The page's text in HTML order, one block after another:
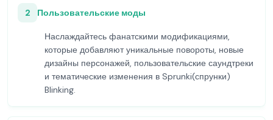
2 Пользовательские моды
Наслаждайтесь фанатскими модификациями,
которые добавляют уникальные повороты, новые
дизайны персонажей, пользовательские саундтреки
и тематические изменения в Sprunki(спрунки)
Blinking.